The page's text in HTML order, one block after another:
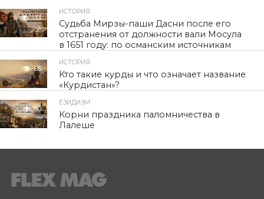
133
ИСТОРИЯ
Судьба Мирзы-паши Дасни после его
отстранения от должности вали Мосула
в 1651 году: по османским источникам
85
ИСТОРИЯ
Кто такие курды и что означает название
«Курдистан»?
80
ЕЗИДИЗМ
Корни праздника паломничества в
Лалеше